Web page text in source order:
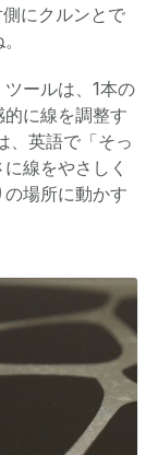
にクルンとで
ールは、1本の
に線を調整す
、英語で「そっ
線をやさしく
場所に動かす